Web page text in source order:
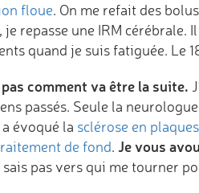
floue. On me refait des
je repasse une IRM
quand je suis fatiguée. Le
comment va être la suite.
passés. Seule la
évoqué la sclérose en plaques
de fond. Je vous
sais pas vers qui me tourner